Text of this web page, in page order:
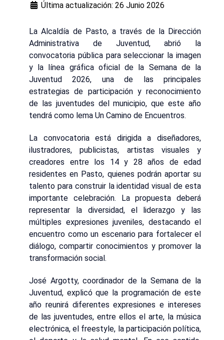
Última actualización: 26 Junio 2026
La Alcaldía de Pasto, a través de la Dirección
Administrativa de Juventud, abrió la
convocatoria pública para seleccionar la imagen
y la línea gráfica oficial de la Semana de la
Juventud 2026, una de las principales
estrategias de participación y reconocimiento
de las juventudes del municipio, que este año
tendrá como lema Un Camino de Encuentros.
La convocatoria está dirigida a diseñadores,
ilustradores, publicistas, artistas visuales y
creadores entre los 14 y 28 años de edad
residentes en Pasto, quienes podrán aportar su
talento para construir la identidad visual de esta
importante celebración. La propuesta deberá
representar la diversidad, el liderazgo y las
múltiples expresiones juveniles, destacando el
encuentro como un escenario para fortalecer el
diálogo, compartir conocimientos y promover la
transformación social.
José Argotty, coordinador de la Semana de la
Juventud, explicó que la programación de este
año reunirá diferentes expresiones e intereses
de las juventudes, entre ellos el arte, la música
electrónica, el freestyle, la participación política,